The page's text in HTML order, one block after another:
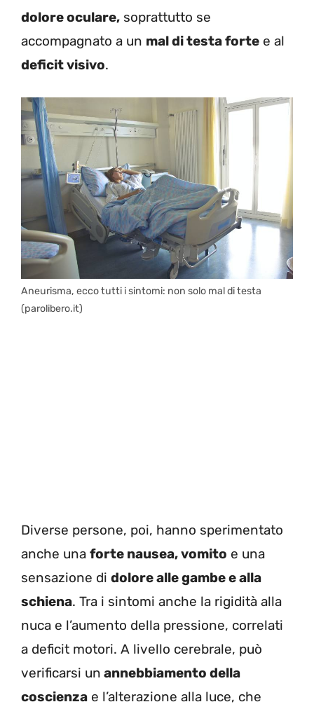
dolore oculare, soprattutto se
accompagnato a un mal di testa forte e al
deficit visivo.
Aneurisma, ecco tutti i sintomi: non solo mal di testa
(parolibero.it)
Diverse persone, poi, hanno sperimentato
anche una forte nausea, vomito e una
sensazione di dolore alle gambe e alla
schiena. Tra i sintomi anche la rigidità alla
nuca e l’aumento della pressione, correlati
a deficit motori. A livello cerebrale, può
verificarsi un annebbiamento della
coscienza e l’alterazione alla luce, che